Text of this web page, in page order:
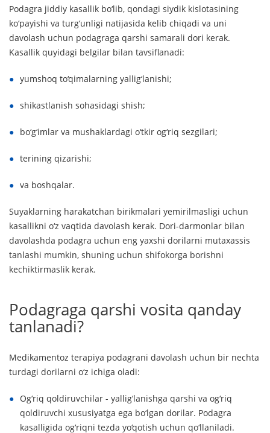
Podagra jiddiy kasallik bo‘lib, qondagi siydik kislotasining
ko‘payishi va turg‘unligi natijasida kelib chiqadi va uni
davolash uchun podagraga qarshi samarali dori kerak.
Kasallik quyidagi belgilar bilan tavsiflanadi:
yumshoq to‘qimalarning yallig‘lanishi;
shikastlanish sohasidagi shish;
bo‘g‘imlar va mushaklardagi o‘tkir og‘riq sezgilari;
terining qizarishi;
va boshqalar.
Suyaklarning harakatchan birikmalari yemirilmasligi uchun
kasallikni o‘z vaqtida davolash kerak. Dori-darmonlar bilan
davolashda podagra uchun eng yaxshi dorilarni mutaxassis
tanlashi mumkin, shuning uchun shifokorga borishni
kechiktirmaslik kerak.
Podagraga qarshi vosita qanday
tanlanadi?
Medikamentoz terapiya podagrani davolash uchun bir nechta
turdagi dorilarni o‘z ichiga oladi:
Og‘riq qoldiruvchilar - yallig‘lanishga qarshi va og‘riq
qoldiruvchi xususiyatga ega bo‘lgan dorilar. Podagra
kasalligida og‘riqni tezda yo‘qotish uchun qo‘llaniladi.